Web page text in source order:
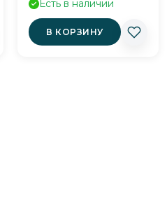
Есть в наличии
В КОРЗИНУ